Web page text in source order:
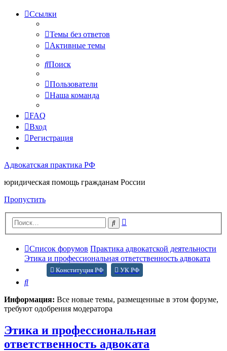
Ссылки
Темы без ответов
Активные темы
Поиск
Пользователи
Наша команда
FAQ
Вход
Регистрация
Адвокатская практика РФ
юридическая помощь гражданам России
Пропустить
Поиск
Список форумов Практика адвокатской деятельности
Этика и профессиональная ответственность адвоката
Конституция РФ УК РФ
Поиск
Информация: Все новые темы, размещенные в этом форуме,
требуют одобрения модератора
Этика и профессиональная
ответственность адвоката